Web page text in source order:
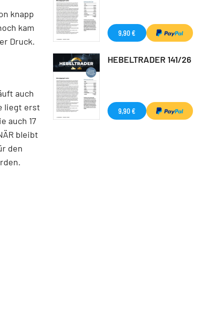
knapp
kam
Druck.
auch
liegt erst
auch 17
bleibt
den
9,90 €
HEBELTRADER 141/26
9,90 €